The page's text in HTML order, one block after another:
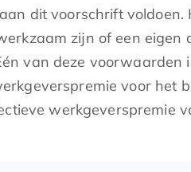
dit voorschrift
zijn of een
van deze
voor het
werkgeverspremie